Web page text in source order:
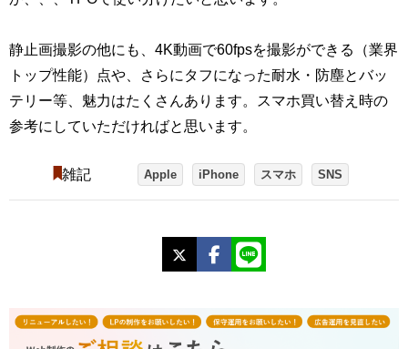
静止画撮影の他にも、4K動画で60fpsを撮影ができる（業界
トップ性能）点や、さらにタフになった耐水・防塵とバッ
テリー等、魅力はたくさんあります。スマホ買い替え時の
参考にしていただければと思います。
雑記 Apple iPhone スマホ SNS
Facebook